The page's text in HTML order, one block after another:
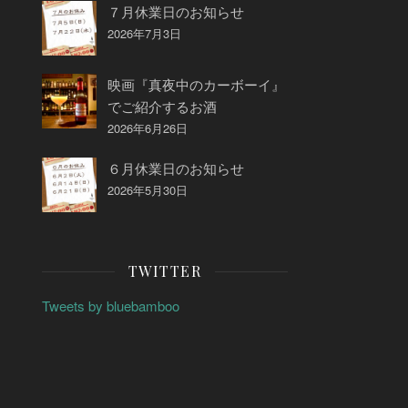
７月休業日のお知らせ
2026年7月3日
映画『真夜中のカーボーイ』
でご紹介するお酒
2026年6月26日
６月休業日のお知らせ
2026年5月30日
TWITTER
Tweets by bluebamboo